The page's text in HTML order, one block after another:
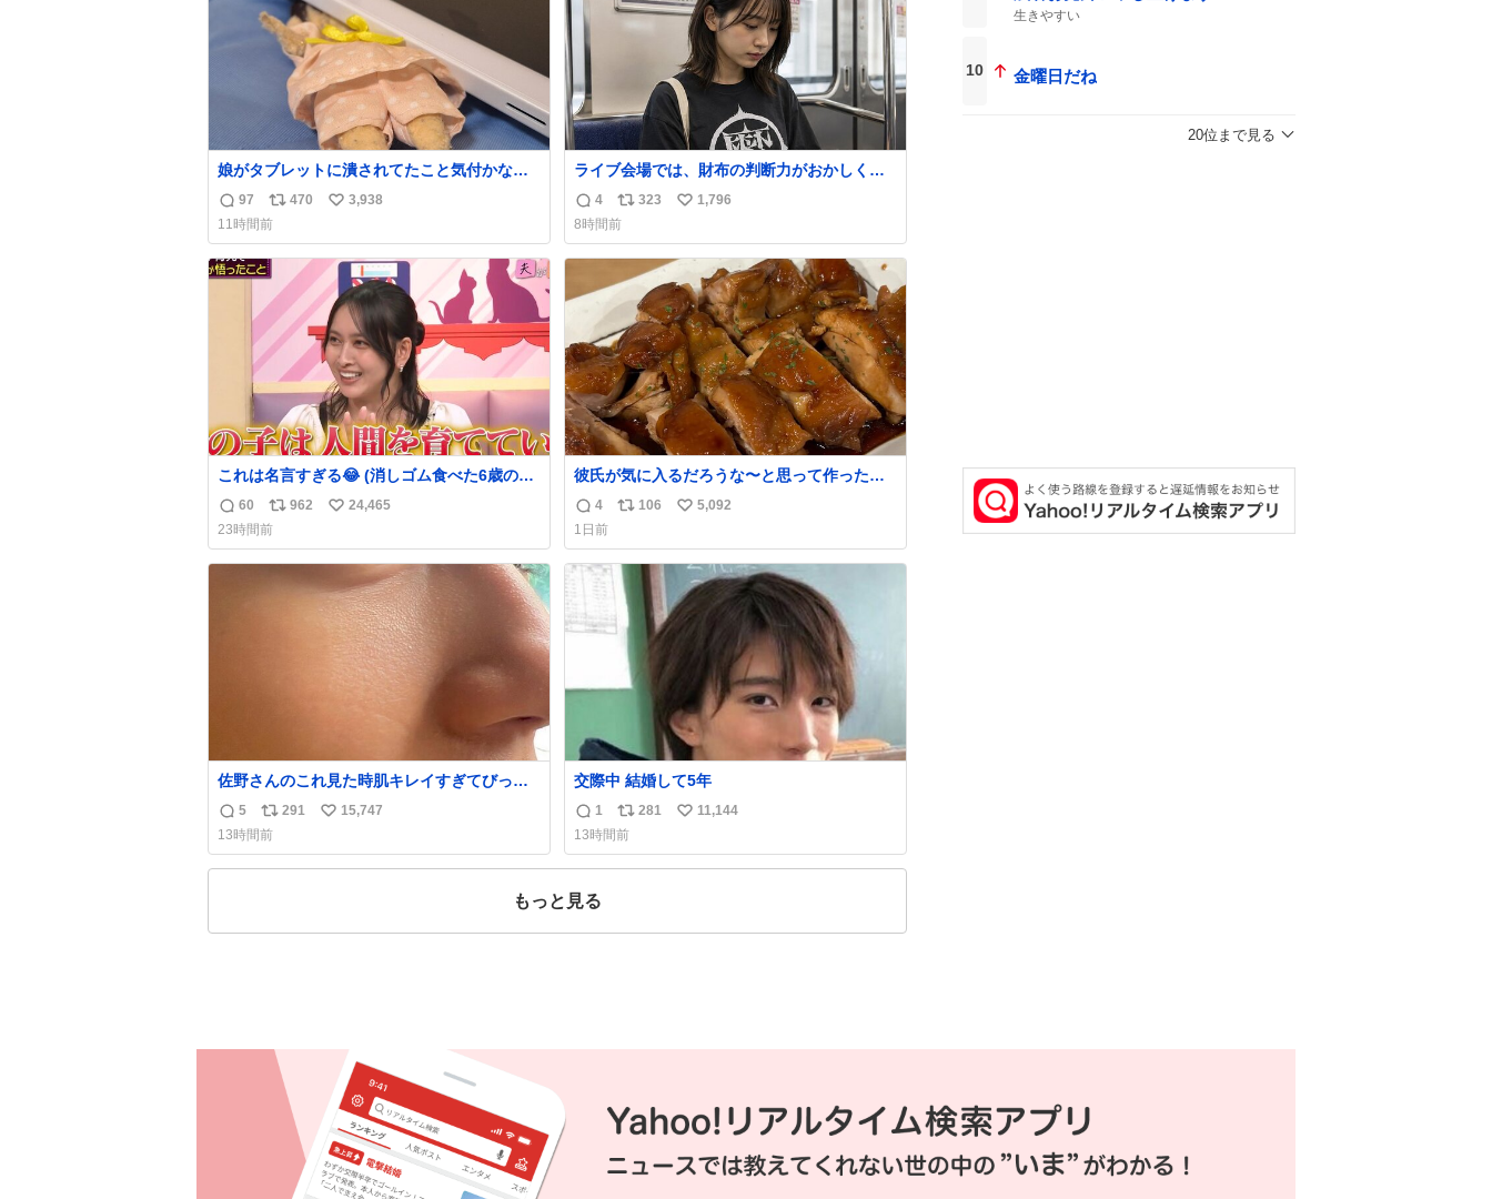
娘がタブレットに潰されてたこと気付かなか
った。 旦那だけは娘の波長を感じ取れるから
声出せずともSOSが伝わったらしい。 急いで
旦那が救出して、泣きじゃくる娘に自分も謝
って抱きしめようとしたら、ビンタされてし
まった。3回ほど。 小さい手だけど、地味に
痛い。 その後、娘は旦那に泣きついてた。
返
信
数
97
リ
ポ
ス
ト
数
470
い
ね
数
3,938
11時間前
ライブ会場では、財布の判断力がおかしくな
る。
返
信
数
4
リ
ポ
ス
ト
数
323
い
ね
数
1,796
8時間前
これは名言すぎる😂 (消しゴム食べた6歳の弟
を思い出しながら)
返
信
数
60
リ
ポ
ス
ト
962
い
ね
数
24,465
23時間前
彼氏が気に入るだろうな〜と思って作ったら
想像の何倍も美味しい美味しい言ってくれて
嬉しい
返
信
数
4
リ
ス
ト
数
106
い
ね
数
5,092
1日前
佐野さんのこれ見た時肌キレイすぎてびっく
りしたし、やはりアイドルって体型･肌管理す
ごすぎる
返
信
数
5
リ
ポ
ス
291
い
ね
15,747
13時間前
交際中 結婚して5年
返
信
数
1
リ
ポ
ス
281
い
ね
11,144
13時間前
もっと見る
生きやすい
10 金曜日だね
20位まで見る